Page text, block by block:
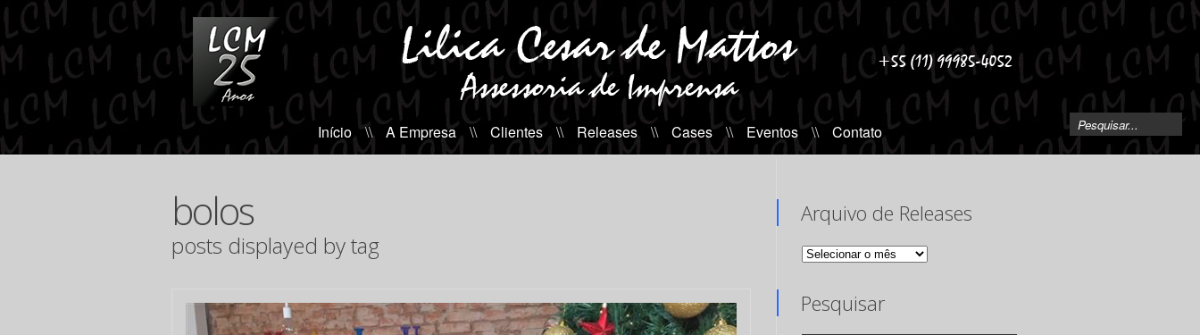
Início \\ A Empresa \\ Clientes \\ Releases \\ Cases \\ Eventos \\ Contato
bolos
posts displayed by tag
Arquivo de Releases
Arquivo
Pesquisar